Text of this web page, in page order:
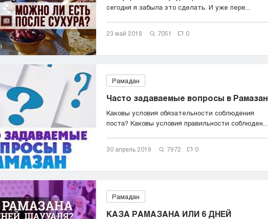
сегодня я забыла это сделать. И уже пере...
23 май 2019 7051 0
Рамадан
Часто задаваемые вопросы в Рамазан
Каковы условия обязательности соблюдения
поста? Каковы условия правильности соблюден...
30 апрель 2019 7972 0
Рамадан
КАЗА РАМАЗАНА ИЛИ 6 ДНЕЙ